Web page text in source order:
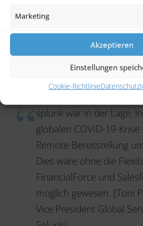
Marketing
Akzeptieren
Einstellungen
Cookie-RichtlinieDatenschutz
splunk war in der Lage,
globalen COVID-19-
Remote-Bereitstellung
Dies wäre ohne die
FinancialForce und
möglich gewesen. [Toni
Vice President Global